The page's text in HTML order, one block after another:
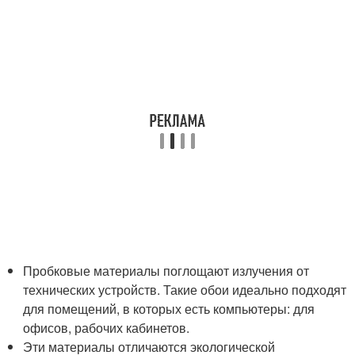
Пробковые материалы поглощают излучения от
технических устройств. Такие обои идеально подходят
для помещений, в которых есть компьютеры: для
офисов, рабочих кабинетов.
Эти материалы отличаются экологической